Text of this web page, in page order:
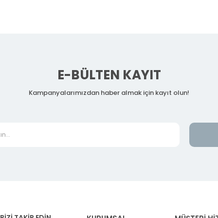
E-BÜLTEN KAYIT
Kampanyalarımızdan haber almak için kayıt olun!